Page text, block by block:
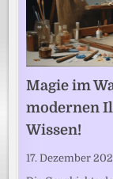
Magie im
modernen
Wissen!
17. Dezember